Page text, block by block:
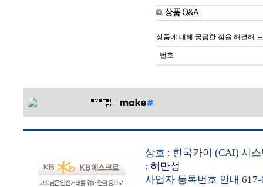
상품에 대해 궁금한 점을 해결해
번호
상호 : 한국카이 (CAI) 시
: 허만성
사업자 등록번호 안내